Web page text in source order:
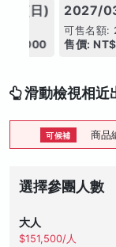
(日) 2027/
可售名額:
售價:
滑動檢視相近
可候補 商品
選擇參團人數
大人
$151,500/人